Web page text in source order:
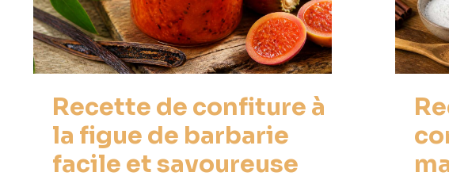
Recette de confiture à
la figue de barbarie
facile et savoureuse